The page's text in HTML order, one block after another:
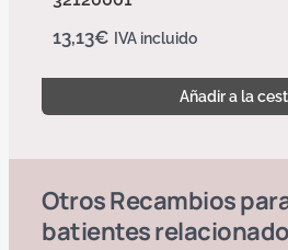
13,13€ IVA incluido
Añadir a la
OtrosRecambios
batientes